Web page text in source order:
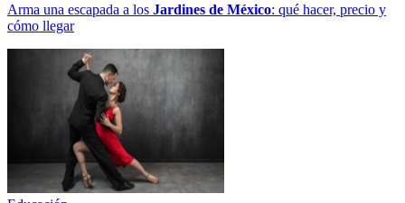
Arma una escapada a los Jardines de México: qué hacer, precio y
cómo llegar